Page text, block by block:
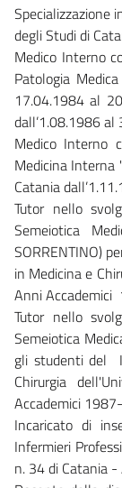
Specializzazione
degli Studi di
Medico Interno
Patologia
17.04.1984 al
dall’1.08.1986 al
Medico Interno
Medicina Interna
Catania
Tutor nello
Semeiotica
SORRENTINO)
in Medicina e
Anni
Tutor nello
Semeiotica
gli studenti del
Chirurgia
Accademici
Incaricato di
Infermieri
n. 34 di Catania